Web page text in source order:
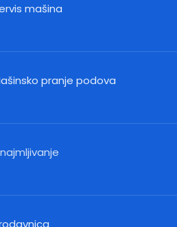
mašina
pranje podova